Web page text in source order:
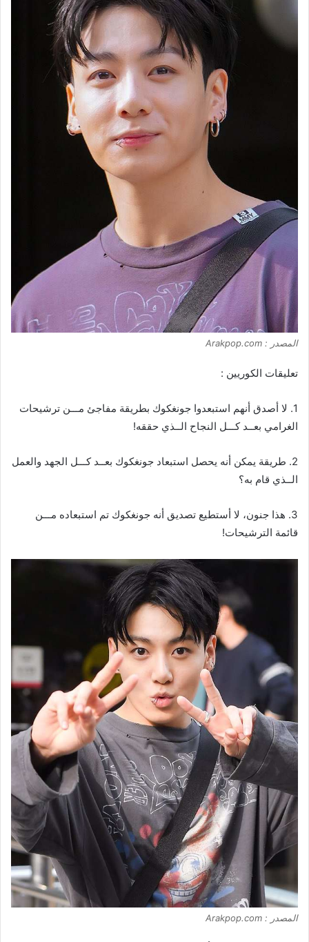
المصدر : Arakpop.com
تعليقات الكوريين :
1. لا أصدق أنهم استبعدوا جونغكوك بطريقة مفاجئ مـــن ترشيحات
الغرامي بعــد كـــل النجاح الــذي حققه!
2. طريقة يمكن أنه يحصل استبعاد جونغكوك بعــد كـــل الجهد والعمل
الــذي قام به؟
3. هذا جنون، لا أستطيع تصديق أنه جونغكوك تم استبعاده مـــن
قائمة الترشيحات!
المصدر : Arakpop.com